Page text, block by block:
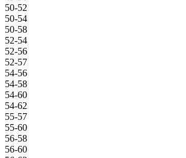
50-52
50-54
50-58
52-54
52-56
52-57
54-56
54-58
54-60
54-62
55-57
55-60
56-58
56-60